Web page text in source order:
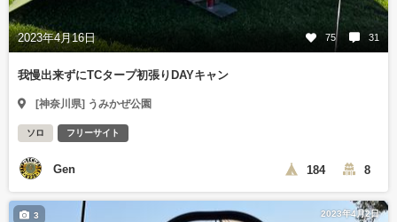
2023年4月16日 75 31
我慢出来ずにTCタープ初張りDAYキャン
[神奈川県] うみかぜ公園
ソロ フリーサイト
Gen 184 8
2023年4月2日
3